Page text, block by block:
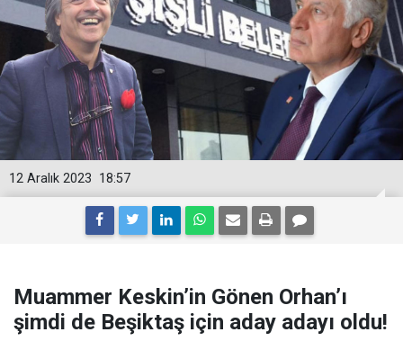
18:57
12 Aralık 2023
Muammer Keskin’in Gönen Orhan’ı
şimdi de Beşiktaş için aday adayı oldu!